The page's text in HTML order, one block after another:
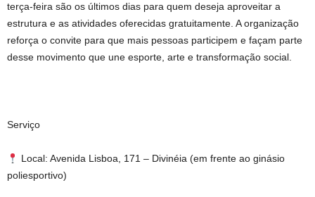
terça-feira são os últimos dias para quem deseja aproveitar a
estrutura e as atividades oferecidas gratuitamente. A organização
reforça o convite para que mais pessoas participem e façam parte
desse movimento que une esporte, arte e transformação social.
Serviço
Local: Avenida Lisboa, 171 – Divinéia (em frente ao ginásio
poliesportivo)